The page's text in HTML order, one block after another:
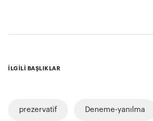
İLGİLİ BAŞLIKLAR
prezervatif Deneme-yanılma